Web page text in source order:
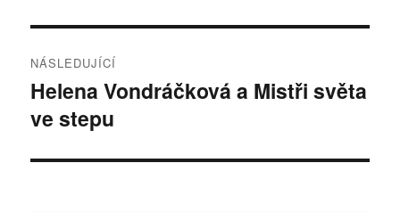
NÁSLEDUJÍCÍ
Následující
příspěvek:
Helena Vondráčková a Mistři světa
ve stepu